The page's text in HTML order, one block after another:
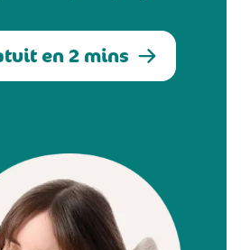
en 2 mins